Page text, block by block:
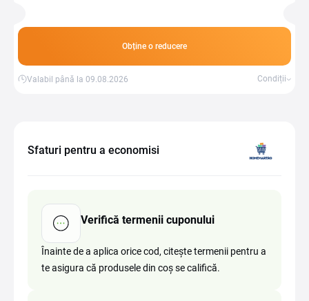
Obține o reducere
Valabil până la 09.08.2026 Condiții
Sfaturi pentru a economisi
Verifică termenii cuponului
Înainte de a aplica orice cod, citește termenii pentru a
te asigura că produsele din coș se califică.